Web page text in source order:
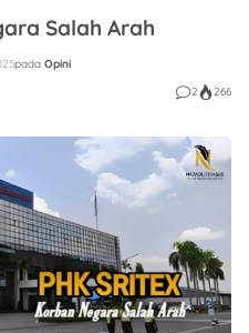
Salah Arah
pada Opini
2
266